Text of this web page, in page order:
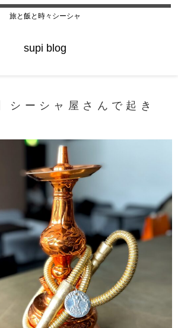
旅と飯と時々シーシャ
supi blog
シーシャ屋さんで起き